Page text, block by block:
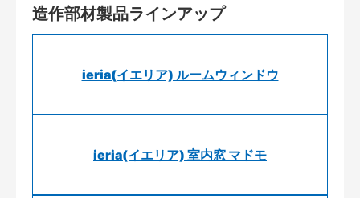
造作部材製品ラインアップ
ieria(イエリア) ルームウィンドウ
ieria(イエリア) 室内窓 マドモ